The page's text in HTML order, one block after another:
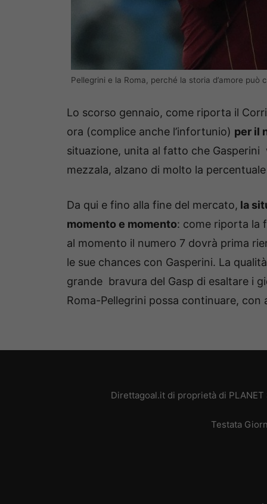
Pellegrini e la Roma, perché la storia d’amore può
Lo scorso gennaio, come riporta il
ora (complice anche l’infortunio) per il
situazione, unita al fatto che
mezzala, alzano di molto la
Da qui e fino alla fine del mercato, la
momento e momento: come riporta la
al momento il numero 7 dovrà prima
le sue chances con Gasperini. La
grande bravura del Gasp di esaltare i
Roma-Pellegrini possa continuare,
Direttagoal.it di proprietà di PLANET
Testata